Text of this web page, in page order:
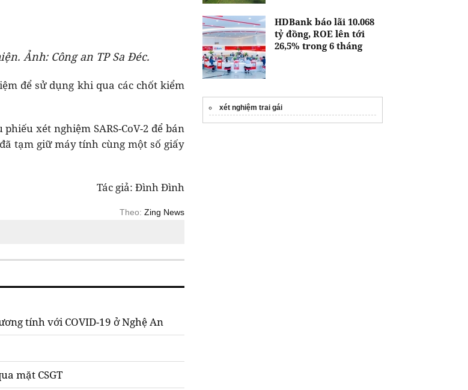
Ảnh: Công an TP Sa Đéc.
để sử dụng khi qua các chốt kiểm
xét nghiệm SARS-CoV-2 để bán
tạm giữ máy tính cùng một số giấy
Tác giả: Đình Đình
Theo: Zing News
tính với COVID-19 ở Nghệ An
mặt CSGT
HDBank báo lãi 10.068
tỷ đồng, ROE lên tới
26,5% trong 6 tháng
xét nghiệm trai gái